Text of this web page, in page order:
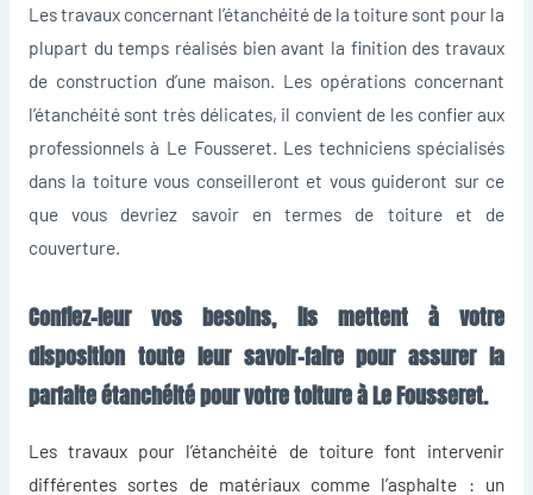
Les travaux concernant l’étanchéité de la toiture sont pour la
plupart du temps réalisés bien avant la finition des travaux
de construction d’une maison. Les opérations concernant
l’étanchéité sont très délicates, il convient de les confier aux
professionnels à Le Fousseret. Les techniciens spécialisés
dans la toiture vous conseilleront et vous guideront sur ce
que vous devriez savoir en termes de toiture et de
couverture.
Confiez-leur vos besoins, ils mettent à votre
disposition toute leur savoir-faire pour assurer la
parfaite étanchéité pour votre toiture à Le Fousseret.
Les travaux pour l’étanchéité de toiturefont intervenir
différentes sortes de matériaux comme l’asphalte : un